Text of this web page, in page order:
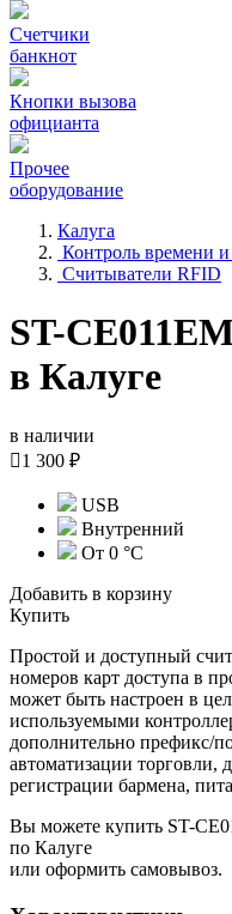
Счетчики
банкнот
Кнопки вызова
официанта
Прочее
оборудование
Калуга
Контроль времени и
Считыватели RFID
ST-
в Калуге
в наличии
1 300 ₽
USB
Внутренний
От 0 °С
Добавить в корзину
Купить
Простой и доступный
номеров карт доступа в
может быть настроен в
используемыми
дополнительно префикс/
автоматизации торговли,
регистрации бармена,
Вы можете купить ST-
по Калуге
или оформить самовывоз.